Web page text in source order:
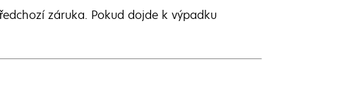
záruka. Pokud dojde k výpadku